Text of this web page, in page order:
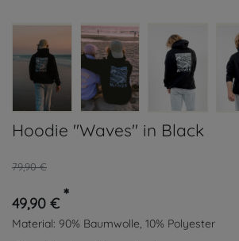
Hoodie "Waves" in Black
79,90 €
49,90 € *
Material: 90% Baumwolle, 10% Polyester